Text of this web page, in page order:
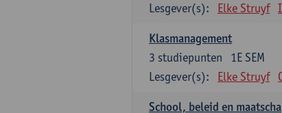
Lesgever(s):
Elke Struyf
Klasmanagement
1E SEM
3 studiepunten
Lesgever(s):
Elke Struyf
School, beleid en